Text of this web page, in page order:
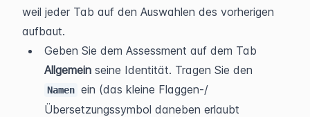
weil jeder Tab auf den Auswahlen des vorherigen
aufbaut.
Allgemein
Namen ein (das kleine Flaggen-/
Übersetzungssymbol daneben erlaubt